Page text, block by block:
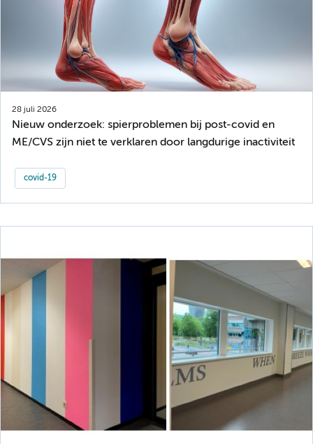
28 juli 2026
Nieuw onderzoek: spierproblemen bij post-covid en
ME/CVS zijn niet te verklaren door langdurige inactiviteit
covid-19